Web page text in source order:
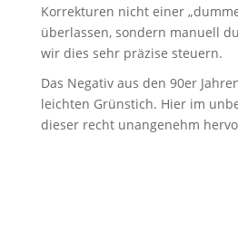
Korrekturen nicht einer
überlassen, sondern manuell
wir dies sehr präzise steuern.
Das Negativ aus den 90er
leichten Grünstich. Hier im
dieser recht unangenehm